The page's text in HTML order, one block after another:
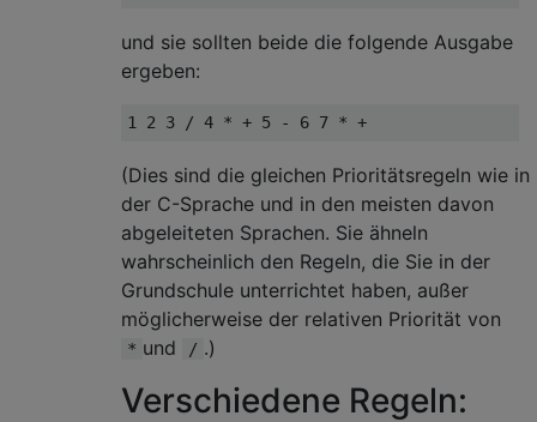
und sie sollten beide die folgende Ausgabe
ergeben:
(Dies sind die gleichen Prioritätsregeln wie in
der C-Sprache und in den meisten davon
abgeleiteten Sprachen. Sie ähneln
wahrscheinlich den Regeln, die Sie in der
Grundschule unterrichtet haben, außer
möglicherweise der relativen Priorität von
* und / .)
Verschiedene Regeln: